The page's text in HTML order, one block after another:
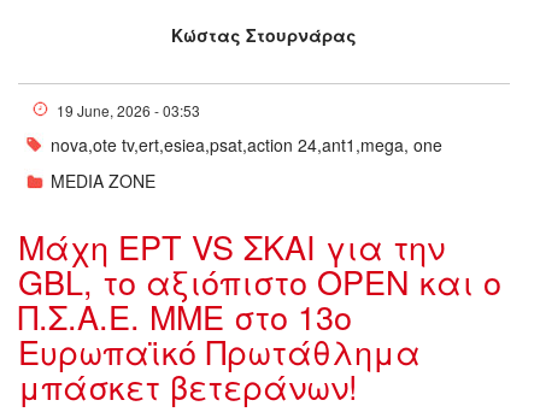
Κώστας Στουρνάρας
19 June, 2026 - 03:53
nova,ote tv,ert,esiea,psat,action 24,ant1,mega, one
MEDIA ZONE
Mάχη ΕΡΤ VS ΣΚΑΙ για την
GBL, το αξιόπιστο ΟPEN και ο
Π.Σ.Α.Ε. ΜΜΕ στο 13ο
Ευρωπαϊκό Πρωτάθλημα
μπάσκετ βετεράνων!